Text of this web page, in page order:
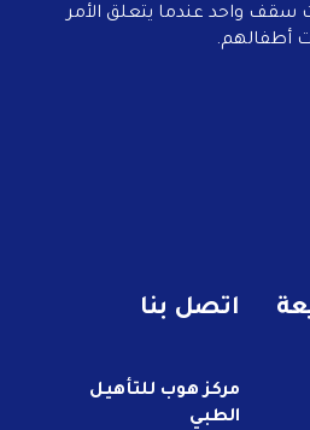
سقف واحد عندما يتعلق الأمر
أطفالهم.
اتصل بنا
مركز هوب للتأهيل
الطبي